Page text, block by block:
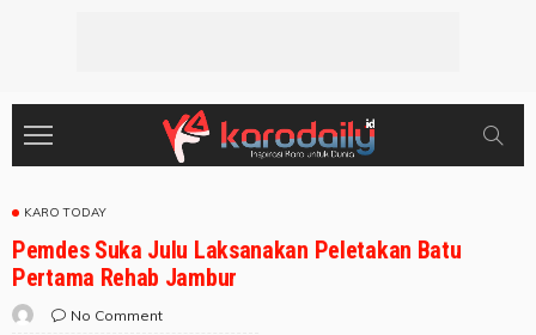
KARO TODAY
Pemdes Suka Julu Laksanakan Peletakan Batu
Pertama Rehab Jambur
No Comment